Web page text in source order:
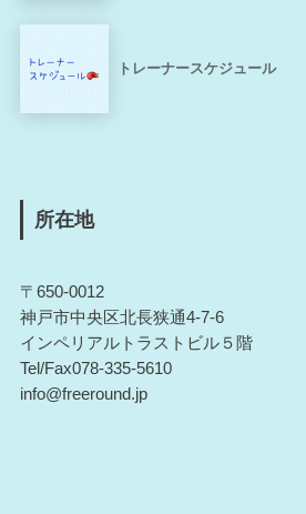
トレーナースケジュール
所在地
〒650-0012
神戸市中央区北長狭通4-7-6
インペリアルトラストビル５階
Tel/Fax078-335-5610
info@freeround.jp